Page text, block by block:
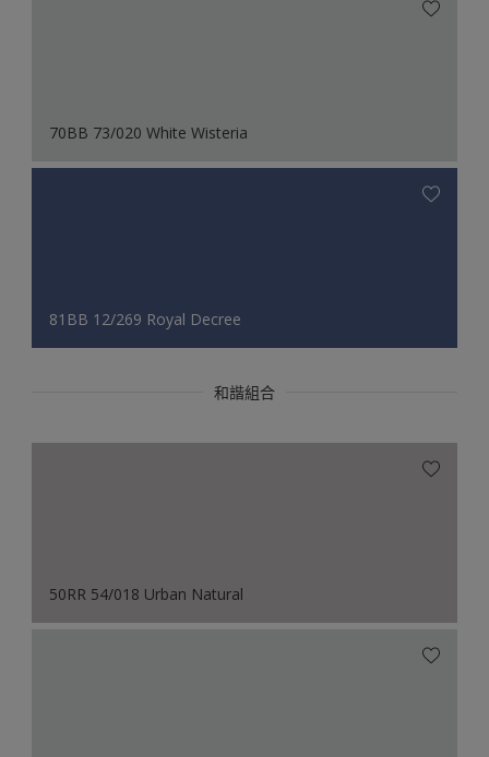
70BB 73/020 White Wisteria
81BB 12/269 Royal Decree
和諧組合
50RR 54/018 Urban Natural